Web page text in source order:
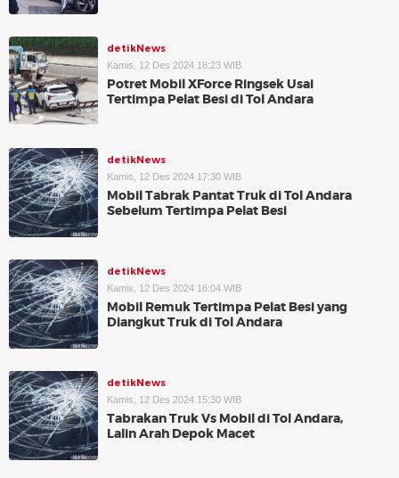
detikNews
Kamis, 12 Des 2024 18:23 WIB
Potret Mobil XForce Ringsek Usai
Tertimpa Pelat Besi di Tol Andara
detikNews
Kamis, 12 Des 2024 17:30 WIB
Mobil Tabrak Pantat Truk di Tol Andara
Sebelum Tertimpa Pelat Besi
detikNews
Kamis, 12 Des 2024 16:04 WIB
Mobil Remuk Tertimpa Pelat Besi yang
Diangkut Truk di Tol Andara
detikNews
Kamis, 12 Des 2024 15:30 WIB
Tabrakan Truk Vs Mobil di Tol Andara,
Lalin Arah Depok Macet